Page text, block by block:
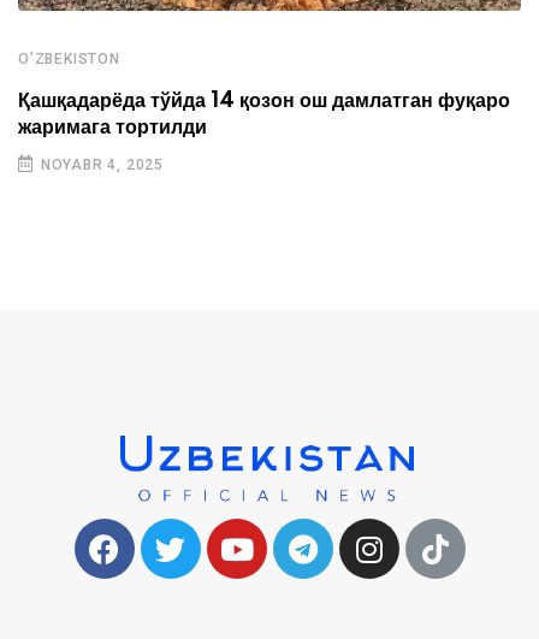
O'ZBEKISTON
Қашқадарёда тўйда 14 қозон ош дамлатган фуқаро
жаримага тортилди
NOYABR 4, 2025